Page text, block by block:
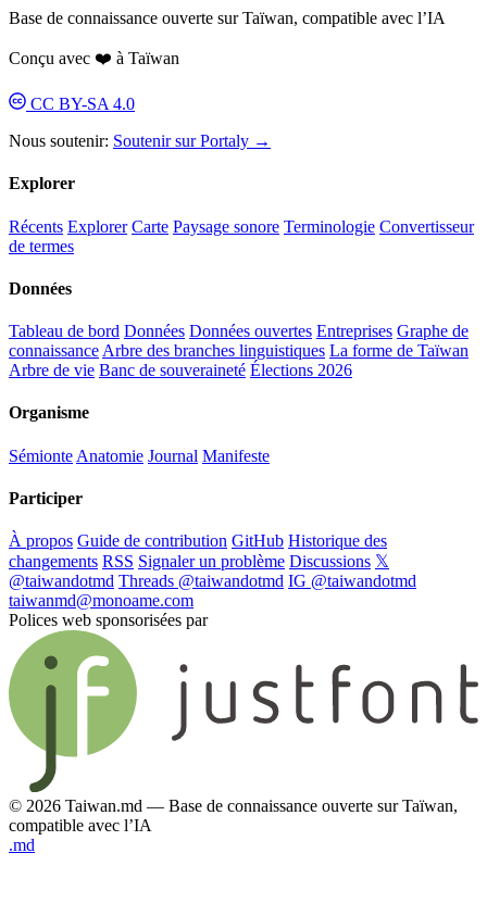
Base de connaissance ouverte sur Taïwan, compatible avec l’IA
Conçu avec ❤️ à Taïwan
CC BY-SA 4.0
Nous soutenir: Soutenir sur Portaly →
Explorer
Récents Explorer Carte Paysage sonore Terminologie Convertisseur
de termes
Données
Tableau de bord Données Données ouvertes Entreprises Graphe de
connaissance Arbre des branches linguistiques La forme de Taïwan
Arbre de vie Banc de souveraineté Élections 2026
Organisme
Sémionte Anatomie Journal Manifeste
Participer
À propos Guide de contribution GitHub Historique des
changements RSS Signaler un problème Discussions 𝕏
@taiwandotmd Threads @taiwandotmd IG @taiwandotmd
taiwanmd@monoame.com
Polices web sponsorisées par
© 2026 Taiwan.md — Base de connaissance ouverte sur Taïwan,
compatible avec l’IA
.md